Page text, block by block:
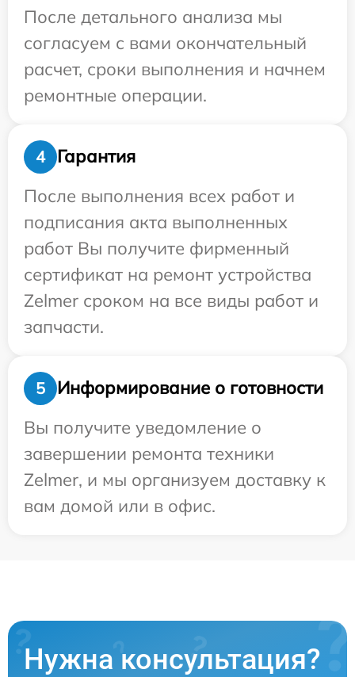
После детального анализа мы
согласуем с вами окончательный
расчет, сроки выполнения и начнем
ремонтные операции.
4
Гарантия
После выполнения всех работ и
подписания акта выполненных
работ Вы получите фирменный
сертификат на ремонт устройства
Zelmer сроком на все виды работ и
запчасти.
5
Информирование о готовности
Вы получите уведомление о
завершении ремонта техники
Zelmer, и мы организуем доставку к
вам домой или в офис.
Нужна консультация?